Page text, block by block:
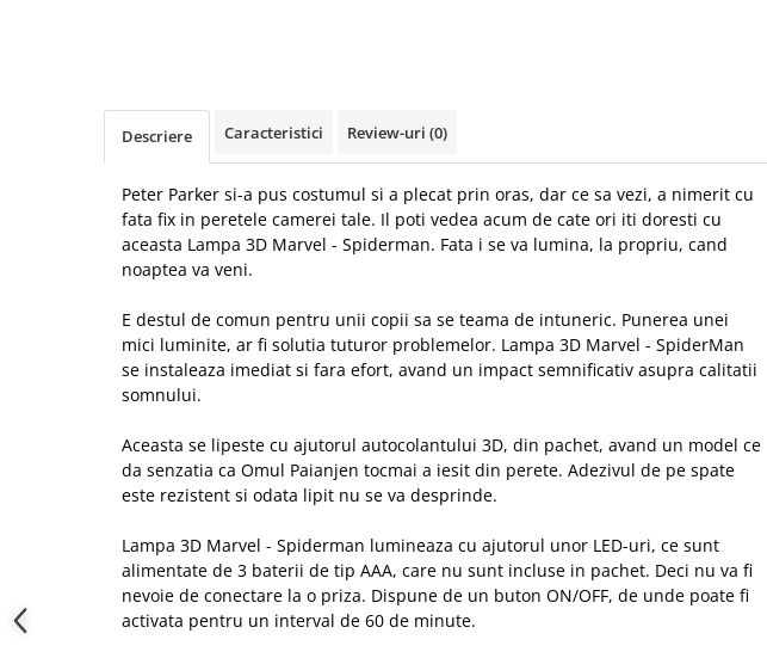
Descriere Caracteristici Review-uri (0)
Peter Parker si-a pus costumul si a plecat prin oras, dar ce sa vezi, a nimerit cu
fata fix in peretele camerei tale. Il poti vedea acum de cate ori iti doresti cu
aceasta Lampa 3D Marvel - Spiderman. Fata i se va lumina, la propriu, cand
noaptea va veni.
E destul de comun pentru unii copii sa se teama de intuneric. Punerea unei
mici luminite, ar fi solutia tuturor problemelor. Lampa 3D Marvel - SpiderMan
se instaleaza imediat si fara efort, avand un impact semnificativ asupra calitatii
somnului.
Aceasta se lipeste cu ajutorul autocolantului 3D, din pachet, avand un model ce
da senzatia ca Omul Paianjen tocmai a iesit din perete. Adezivul de pe spate
este rezistent si odata lipit nu se va desprinde.
Lampa 3D Marvel - Spiderman lumineaza cu ajutorul unor LED-uri, ce sunt
alimentate de 3 baterii de tip AAA, care nu sunt incluse in pachet. Deci nu va fi
nevoie de conectare la o priza. Dispune de un buton ON/OFF, de unde poate fi
activata pentru un interval de 60 de minute.